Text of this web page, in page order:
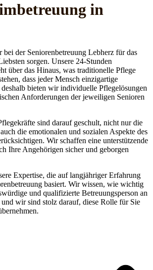
in
der Seniorenbetreuung Lebherz für das
sorgen. Unsere 24-Stunden
über das Hinaus, was traditionelle Pflege
dass jeder Mensch einzigartige
bieten wir individuelle Pflegelösungen
Anforderungen der jeweiligen Senioren
sind darauf geschult, nicht nur die
die emotionalen und sozialen Aspekte des
Wir schaffen eine unterstützende
Ihre Angehörigen sicher und geborgen
Expertise, die auf langjähriger Erfahrung
basiert. Wir wissen, wie wichtig
und qualifizierte Betreuungsperson an
wir sind stolz darauf, diese Rolle für Sie